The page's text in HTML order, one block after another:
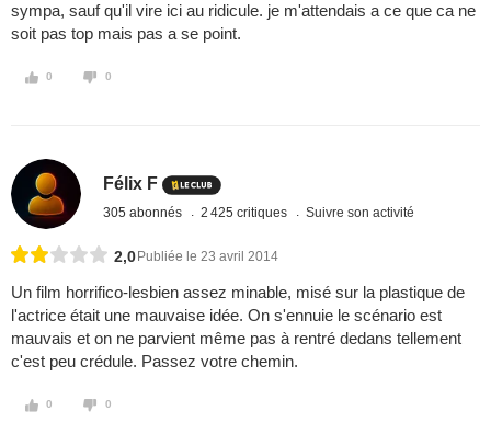
sympa, sauf qu'il vire ici au ridicule. je m'attendais a ce que ca ne
soit pas top mais pas a se point.
0 0
Félix F
305 abonnés 2 425 critiques Suivre son activité
2,0 Publiée le 23 avril 2014
Un film horrifico-lesbien assez minable, misé sur la plastique de
l'actrice était une mauvaise idée. On s'ennuie le scénario est
mauvais et on ne parvient même pas à rentré dedans tellement
c'est peu crédule. Passez votre chemin.
0 0